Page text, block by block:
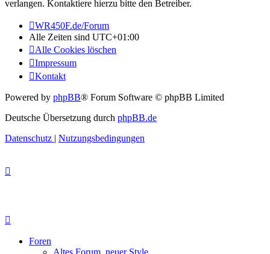
verlangen. Kontaktiere hierzu bitte den Betreiber.
WR450F.de/Forum
Alle Zeiten sind UTC+01:00
Alle Cookies löschen
Impressum
Kontakt
Powered by phpBB® Forum Software © phpBB Limited
Deutsche Übersetzung durch phpBB.de
Datenschutz | Nutzungsbedingungen
Foren